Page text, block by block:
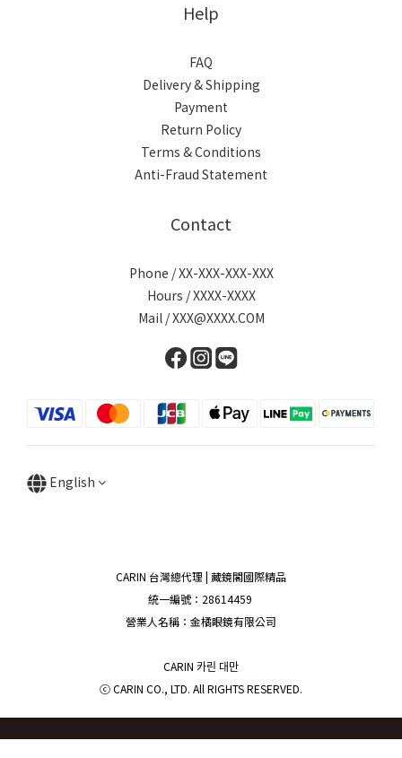
Help
FAQ
Delivery & Shipping
Payment
Return Policy
Terms & Conditions
Anti-Fraud Statement
Contact
Phone / XX-XXX-XXX-XXX
Hours / XXXX-XXXX
Mail / XXX@XXXX.COM
English
CARIN 台灣總代理 | 藏鏡閣國際精品
統一編號：28614459
營業人名稱：金橘眼鏡有限公司
CARIN 카린 대만
ⓒ CARIN CO., LTD. All RIGHTS RESERVED.